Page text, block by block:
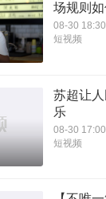
场规则如
08-30 18:30
短视频
苏超让
乐
08-30 17:00
短视频